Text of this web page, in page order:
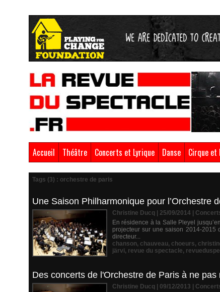
Accueil Théâtre Concerts et Lyrique Danse Cirque et
Tags (3) : orchestre de paris
Une Saison Philharmonique pour l’Orchestre
Christine Ducq | 25/09/2014
En résidence à la Salle Pleyel
projecteur sur une saison 2014-2015
directeur...
chanson, chauveau, choeurs,
järvi, revue du spectacle,
Des concerts de l'Orchestre de Paris à ne pas
Christine Ducq | 09/12/2013